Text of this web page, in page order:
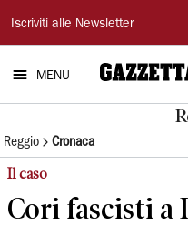
Gazzetta
di
Reggio
Iscriviti alle Newsletter
MENU
Reggio Cronaca
Il caso
Cori fascisti a